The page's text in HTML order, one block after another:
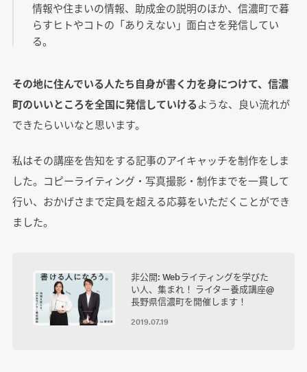
情報や住まいの情報、助成金の説明のほか、信濃町で暮
らすヒトやコトの「ありえない」面白さを発信してい
る。
その地に住んでいる人たち自身が書く力を身につけて、信濃
町のいいところを全国に発信していけるような、良い流れが
できたらいいなと思います。
私はその講座を告知をする記事のアイキャッチを制作をしま
した。コピーライティング・写真撮影・制作までを一貫して
行い、おかげさまで定員を超える応募をいただくことができ
ました。
非公開: Webライティングを学びた
い人、集まれ！ ライター養成講座@
長野県信濃町を開催します！
2019.07.19